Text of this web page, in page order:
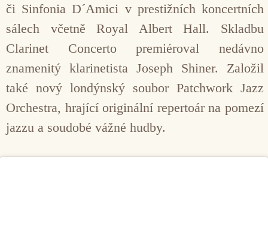
či Sinfonia D´Amici v prestižních koncertních
sálech včetně Royal Albert Hall. Skladbu
Clarinet Concerto premiéroval nedávno
znamenitý klarinetista Joseph Shiner. Založil
také nový londýnský soubor Patchwork Jazz
Orchestra, hrající originální repertoár na pomezí
jazzu a soudobé vážné hudby.